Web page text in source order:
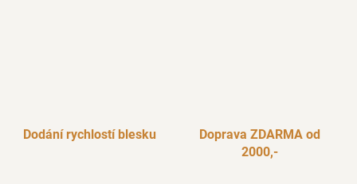
Dodání rychlostí blesku
Doprava ZDARMA od
2000,-